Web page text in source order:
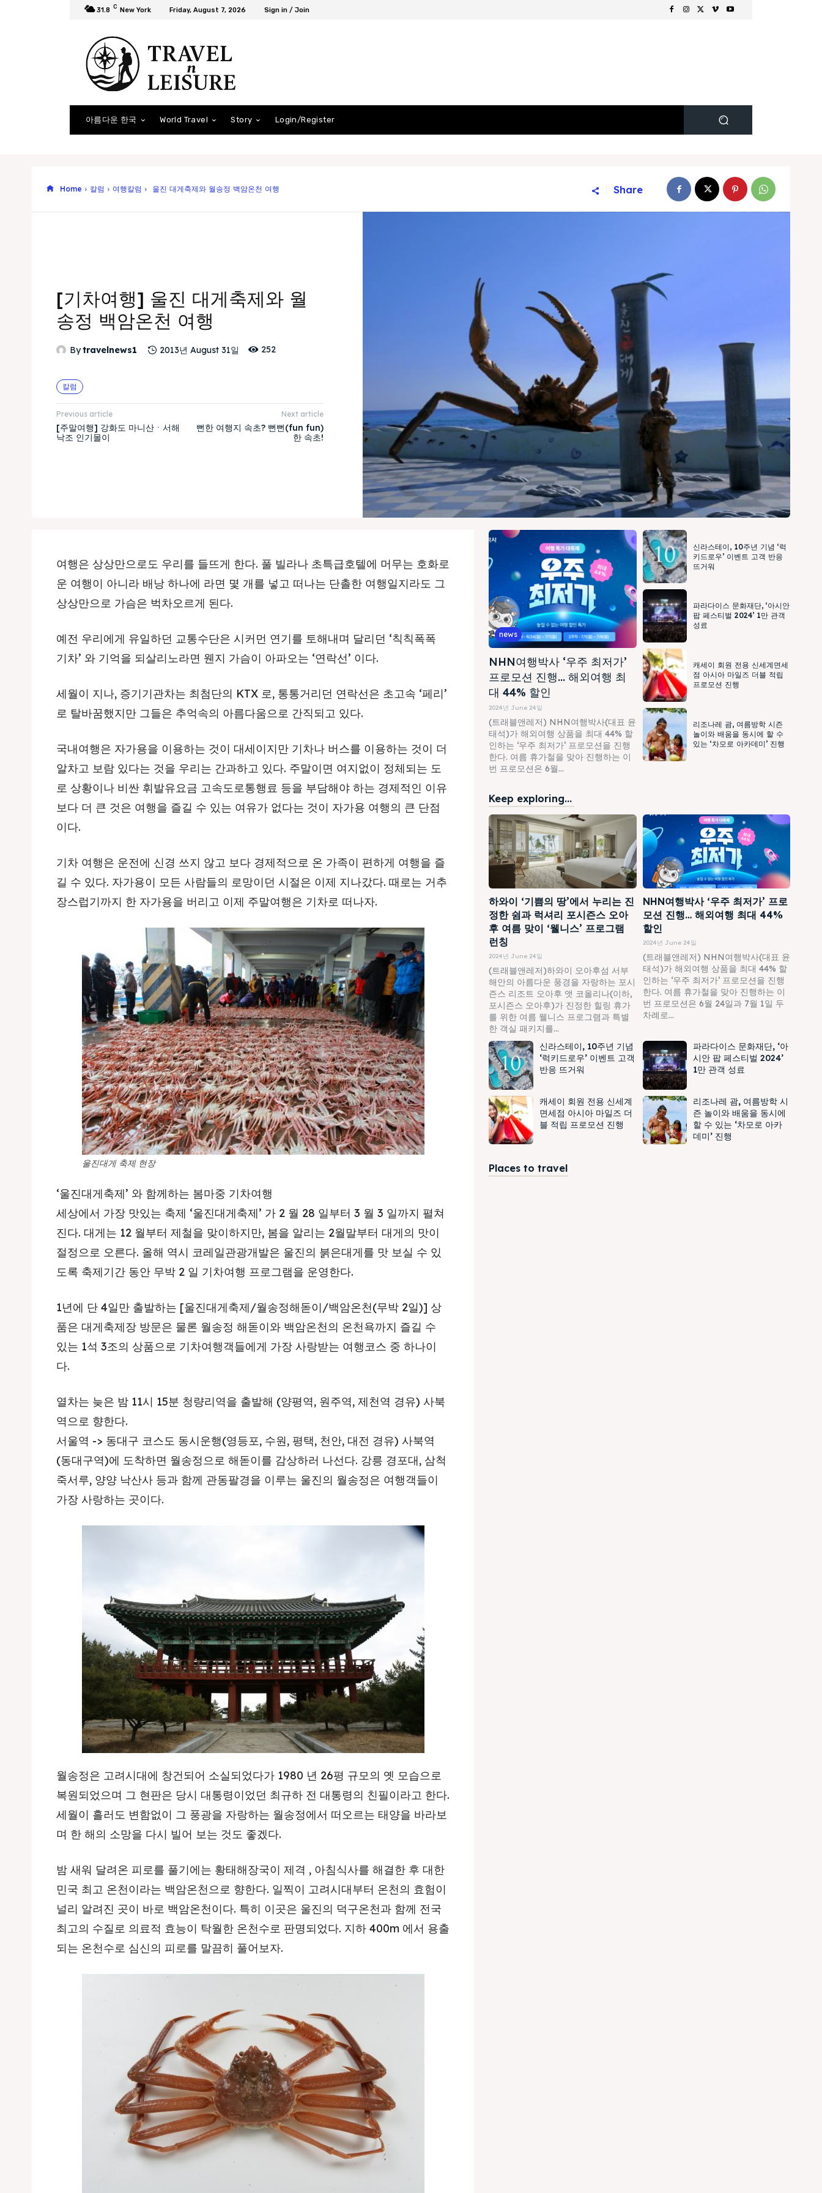
31.8 C New York Friday, August 7, 2026 Sign in / Join
아름다운 한국 World Travel Story Login/Register
Home 칼럼 여행칼럼 울진 대게축제와 월송정 백암온천 여행 Share
[기차여행] 울진 대게축제와 월
송정 백암온천 여행
Bytravelnews1 2013년 August 31일 252
칼럼
Previous article
[주말여행] 강화도 마니산ㆍ서해
낙조 인기몰이
Next article
뻔한 여행지 속초? 뻔뻔(fun fun)
한 속초!
여행은 상상만으로도 우리를 들뜨게 한다. 풀 빌라나 초특급호텔에 머무는 호화로
운 여행이 아니라 배낭 하나에 라면 몇 개를 넣고 떠나는 단촐한 여행일지라도 그
상상만으로 가슴은 벅차오르게 된다.
예전 우리에게 유일하던 교통수단은 시커먼 연기를 토해내며 달리던 ‘칙칙폭폭
기차’ 와 기억을 되살리노라면 웬지 가슴이 아파오는 ‘연락선’ 이다.
세월이 지나, 증기기관차는 최첨단의 KTX 로, 통통거리던 연락선은 초고속 ‘페리’
로 탈바꿈했지만 그들은 추억속의 아름다움으로 간직되고 있다.
국내여행은 자가용을 이용하는 것이 대세이지만 기차나 버스를 이용하는 것이 더
알차고 보람 있다는 것을 우리는 간과하고 있다. 주말이면 여지없이 정체되는 도
로 상황이나 비싼 휘발유요금 고속도로통행료 등을 부담해야 하는 경제적인 이유
보다 더 큰 것은 여행을 즐길 수 있는 여유가 없다는 것이 자가용 여행의 큰 단점
이다.
기차 여행은 운전에 신경 쓰지 않고 보다 경제적으로 온 가족이 편하게 여행을 즐
길 수 있다. 자가용이 모든 사람들의 로망이던 시절은 이제 지나갔다. 때로는 거추
장스럽기까지 한 자가용을 버리고 이제 주말여행은 기차로 떠나자.
울진대게 축제 현장
‘울진대게축제’ 와 함께하는 봄마중 기차여행
세상에서 가장 맛있는 축제 ‘울진대게축제’ 가 2 월 28 일부터 3 월 3 일까지 펼쳐
진다. 대게는 12 월부터 제철을 맞이하지만, 봄을 알리는 2월말부터 대게의 맛이
절정으로 오른다. 올해 역시 코레일관광개발은 울진의 붉은대게를 맛 보실 수 있
도록 축제기간 동안 무박 2 일 기차여행 프로그램을 운영한다.
1년에 단 4일만 출발하는 [울진대게축제/월송정해돋이/백암온천(무박 2일)] 상
품은 대게축제장 방문은 물론 월송정 해돋이와 백암온천의 온천욕까지 즐길 수
있는 1석 3조의 상품으로 기차여행객들에게 가장 사랑받는 여행코스 중 하나이
다.
열차는 늦은 밤 11시 15분 청량리역을 출발해 (양평역, 원주역, 제천역 경유) 사북
역으로 향한다.
서울역 -> 동대구 코스도 동시운행(영등포, 수원, 평택, 천안, 대전 경유) 사북역
(동대구역)에 도착하면 월송정으로 해돋이를 감상하러 나선다. 강릉 경포대, 삼척
죽서루, 양양 낙산사 등과 함께 관동팔경을 이루는 울진의 월송정은 여행객들이
가장 사랑하는 곳이다.
월송정은 고려시대에 창건되어 소실되었다가 1980 년 26평 규모의 옛 모습으로
복원되었으며 그 현판은 당시 대통령이었던 최규하 전 대통령의 친필이라고 한다.
세월이 흘러도 변함없이 그 풍광을 자랑하는 월송정에서 떠오르는 태양을 바라보
며 한 해의 소망을 다시 빌어 보는 것도 좋겠다.
밤 새워 달려온 피로를 풀기에는 황태해장국이 제격 , 아침식사를 해결한 후 대한
민국 최고 온천이라는 백암온천으로 향한다. 일찍이 고려시대부터 온천의 효험이
널리 알려진 곳이 바로 백암온천이다. 특히 이곳은 울진의 덕구온천과 함께 전국
최고의 수질로 의료적 효능이 탁월한 온천수로 판명되었다. 지하 400m 에서 용출
되는 온천수로 심신의 피로를 말끔히 풀어보자.
news
NHN여행박사 ‘우주 최저가’
프로모션 진행… 해외여행 최
대 44% 할인
2024년 June 24일
(트래블앤레저) NHN여행박사(대표 윤
태석)가 해외여행 상품을 최대 44% 할
인하는 ‘우주 최저가’ 프로모션을 진행
한다. 여름 휴가철을 맞아 진행하는 이
번 프로모션은 6월...
신라스테이, 10주년 기념 ‘럭
키드로우’ 이벤트 고객 반응
뜨거워
파라다이스 문화재단, ‘아시안
팝 페스티벌 2024’ 1만 관객
성료
캐세이 회원 전용 신세계면세
점 아시아 마일즈 더블 적립
프로모션 진행
리조나레 괌, 여름방학 시즌
놀이와 배움을 동시에 할 수
있는 ‘차모로 아카데미’ 진행
Keep exploring...
하와이 ‘기쁨의 땅’에서 누리는 진
정한 쉼과 럭셔리 포시즌스 오아
후 여름 맞이 ‘웰니스’ 프로그램
런칭
2024년 June 24일
(트래블앤레저)하와이 오아후섬 서부
해안의 아름다운 풍경을 자랑하는 포시
즌스 리조트 오아후 앳 코올리나(이하,
포시즌스 오아후)가 진정한 힐링 휴가
를 위한 여름 웰니스 프로그램과 특별
한 객실 패키지를...
NHN여행박사 ‘우주 최저가’ 프로
모션 진행… 해외여행 최대 44%
할인
2024년 June 24일
(트래블앤레저) NHN여행박사(대표 윤
태석)가 해외여행 상품을 최대 44% 할
인하는 ‘우주 최저가’ 프로모션을 진행
한다. 여름 휴가철을 맞아 진행하는 이
번 프로모션은 6월 24일과 7월 1일 두
차례로...
신라스테이, 10주년 기념
‘럭키드로우’ 이벤트 고객
반응 뜨거워
파라다이스 문화재단, ‘아
시안 팝 페스티벌 2024’
1만 관객 성료
캐세이 회원 전용 신세계
면세점 아시아 마일즈 더
블 적립 프로모션 진행
리조나레 괌, 여름방학 시
즌 놀이와 배움을 동시에
할 수 있는 ‘차모로 아카
데미’ 진행
Places to travel